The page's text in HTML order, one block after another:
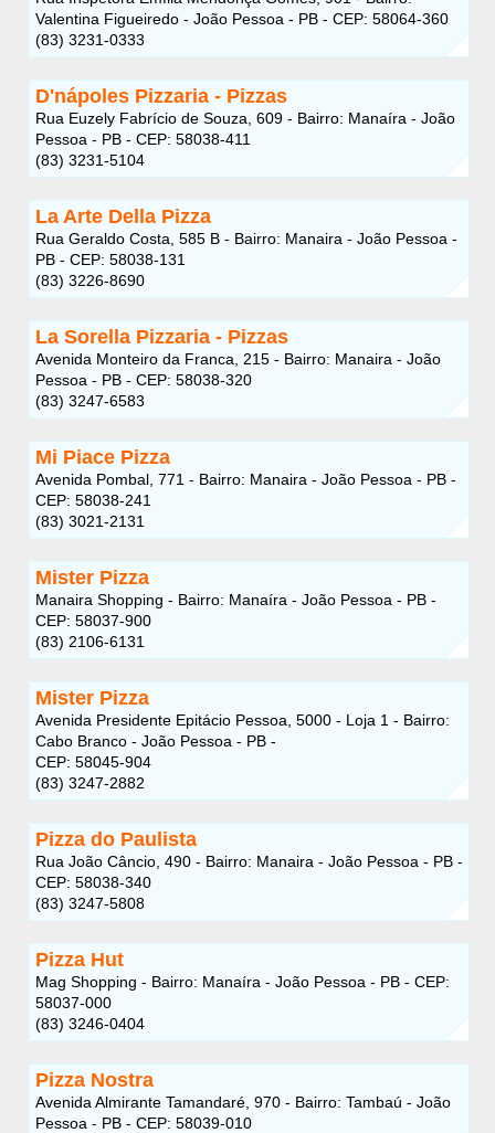
Valentina Figueiredo - João Pessoa - PB - CEP: 58064-360
(83) 3231-0333
D'nápoles Pizzaria - Pizzas
Rua Euzely Fabrício de Souza, 609 - Bairro: Manaíra - João
Pessoa - PB - CEP: 58038-411
(83) 3231-5104
La Arte Della Pizza
Rua Geraldo Costa, 585 B - Bairro: Manaira - João Pessoa -
PB - CEP: 58038-131
(83) 3226-8690
La Sorella Pizzaria - Pizzas
Avenida Monteiro da Franca, 215 - Bairro: Manaira - João
Pessoa - PB - CEP: 58038-320
(83) 3247-6583
Mi Piace Pizza
Avenida Pombal, 771 - Bairro: Manaira - João Pessoa - PB -
CEP: 58038-241
(83) 3021-2131
Mister Pizza
Manaira Shopping - Bairro: Manaíra - João Pessoa - PB -
CEP: 58037-900
(83) 2106-6131
Mister Pizza
Avenida Presidente Epitácio Pessoa, 5000 - Loja 1 - Bairro:
Cabo Branco - João Pessoa - PB -
CEP: 58045-904
(83) 3247-2882
Pizza do Paulista
Rua João Câncio, 490 - Bairro: Manaira - João Pessoa - PB -
CEP: 58038-340
(83) 3247-5808
Pizza Hut
Mag Shopping - Bairro: Manaíra - João Pessoa - PB - CEP:
58037-000
(83) 3246-0404
Pizza Nostra
Avenida Almirante Tamandaré, 970 - Bairro: Tambaú - João
Pessoa - PB - CEP: 58039-010